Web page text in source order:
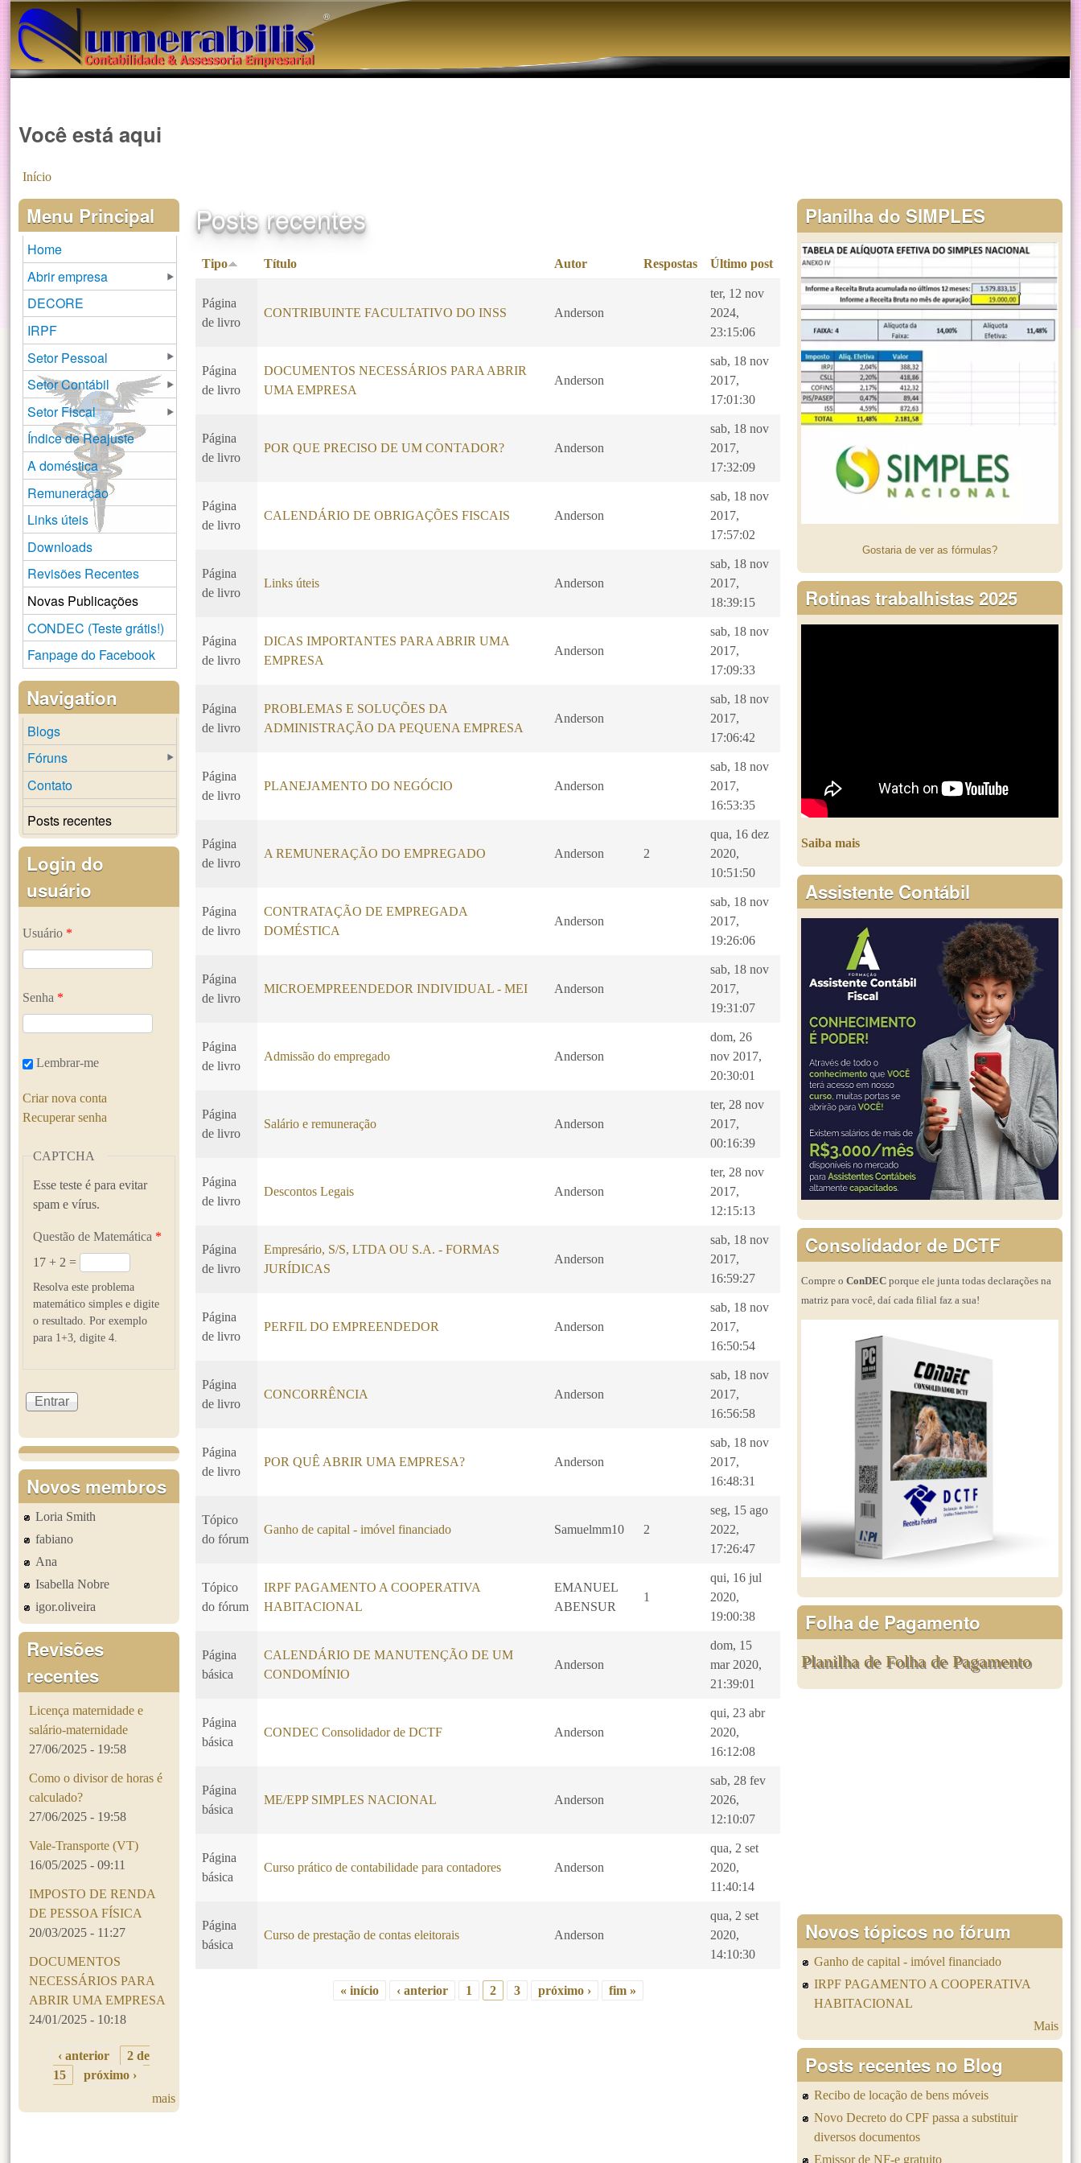
®️
Você está aqui
Início
Posts recentes
Tipo Título Autor Respostas Último post
Página
de livro
CONTRIBUINTE FACULTATIVO DO INSS Anderson
ter, 12 nov
2024,
23:15:06
Página
de livro
DOCUMENTOS NECESSÁRIOS PARA ABRIR
UMA EMPRESA
Anderson
sab, 18 nov
2017,
17:01:30
Página
de livro
POR QUE PRECISO DE UM CONTADOR? Anderson
sab, 18 nov
2017,
17:32:09
Página
de livro
CALENDÁRIO DE OBRIGAÇÕES FISCAIS Anderson
sab, 18 nov
2017,
17:57:02
Página
de livro
Links úteis Anderson
sab, 18 nov
2017,
18:39:15
Página
de livro
DICAS IMPORTANTES PARA ABRIR UMA
EMPRESA
Anderson
sab, 18 nov
2017,
17:09:33
Página
de livro
PROBLEMAS E SOLUÇÕES DA
ADMINISTRAÇÃO DA PEQUENA EMPRESA
Anderson
sab, 18 nov
2017,
17:06:42
Página
de livro
PLANEJAMENTO DO NEGÓCIO Anderson
sab, 18 nov
2017,
16:53:35
Página
de livro
A REMUNERAÇÃO DO EMPREGADO Anderson 2
qua, 16 dez
2020,
10:51:50
Página
de livro
CONTRATAÇÃO DE EMPREGADA
DOMÉSTICA
Anderson
sab, 18 nov
2017,
19:26:06
Página
de livro
MICROEMPREENDEDOR INDIVIDUAL - MEI Anderson
sab, 18 nov
2017,
19:31:07
Página
de livro
Admissão do empregado Anderson
dom, 26
nov 2017,
20:30:01
Página
de livro
Salário e remuneração Anderson
ter, 28 nov
2017,
00:16:39
Página
de livro
Descontos Legais Anderson
ter, 28 nov
2017,
12:15:13
Página
de livro
Empresário, S/S, LTDA OU S.A. - FORMAS
JURÍDICAS
Anderson
sab, 18 nov
2017,
16:59:27
Página
de livro
PERFIL DO EMPREENDEDOR Anderson
sab, 18 nov
2017,
16:50:54
Página
de livro
CONCORRÊNCIA Anderson
sab, 18 nov
2017,
16:56:58
Página
de livro
POR QUÊ ABRIR UMA EMPRESA? Anderson
sab, 18 nov
2017,
16:48:31
Tópico
do fórum
Ganho de capital - imóvel financiado Samuelmm10 2
seg, 15 ago
2022,
17:26:47
Tópico
do fórum
IRPF PAGAMENTO A COOPERATIVA
HABITACIONAL
EMANUEL
ABENSUR
1
qui, 16 jul
2020,
19:00:38
Página
básica
CALENDÁRIO DE MANUTENÇÃO DE UM
CONDOMÍNIO
Anderson
dom, 15
mar 2020,
21:39:01
Página
básica
CONDEC Consolidador de DCTF Anderson
qui, 23 abr
2020,
16:12:08
Página
básica
ME/EPP SIMPLES NACIONAL Anderson
sab, 28 fev
2026,
12:10:07
Página
básica
Curso prático de contabilidade para contadores Anderson
qua, 2 set
2020,
11:40:14
Página
básica
Curso de prestação de contas eleitorais Anderson
qua, 2 set
2020,
14:10:30
« início ‹ anterior 1 2 3 próximo › fim »
Menu Principal
Home
Abrir empresa
DECORE
IRPF
Setor Pessoal
Setor Contábil
Setor Fiscal
Índice de Reajuste
A doméstica
Remuneração
Links úteis
Downloads
Revisões Recentes
Novas Publicações
CONDEC (Teste grátis!)
Fanpage do Facebook
Navigation
Blogs
Fóruns
Contato
Posts recentes
Login do
usuário
Usuário *
Senha *
Lembrar-me
Criar nova conta
Recuperar senha
CAPTCHA
Esse teste é para evitar
spam e vírus.
Questão de Matemática *
17 + 2 =
Resolva este problema
matemático simples e digite
o resultado. Por exemplo
para 1+3, digite 4.
Novos membros
Loria Smith
fabiano
Ana
Isabella Nobre
igor.oliveira
Revisões
recentes
Licença maternidade e
salário-maternidade
27/06/2025 - 19:58
Como o divisor de horas é
calculado?
27/06/2025 - 19:58
Vale-Transporte (VT)
16/05/2025 - 09:11
IMPOSTO DE RENDA
DE PESSOA FÍSICA
20/03/2025 - 11:27
DOCUMENTOS
NECESSÁRIOS PARA
ABRIR UMA EMPRESA
24/01/2025 - 10:18
‹ anterior
2 de
15
próximo ›
mais
Planilha do SIMPLES
Gostaria de ver as fórmulas?
Rotinas trabalhistas 2025
Saiba mais
Assistente Contábil
Consolidador de DCTF
Compre o ConDEC porque ele junta todas declarações na
matriz para você, daí cada filial faz a sua!
Folha de Pagamento
Planilha de Folha de Pagamento
Novos tópicos no fórum
Ganho de capital - imóvel financiado
IRPF PAGAMENTO A COOPERATIVA
HABITACIONAL
Mais
Posts recentes no Blog
Recibo de locação de bens móveis
Novo Decreto do CPF passa a substituir
diversos documentos
Emissor de NF-e gratuito